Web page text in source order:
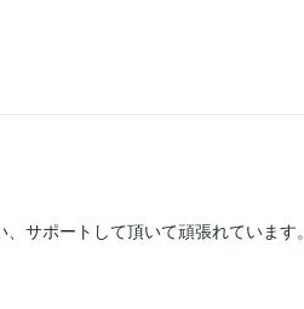
サポートして頂いて頑張れていま